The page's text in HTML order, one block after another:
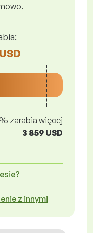
zarabia więcej
3 859 USD
z innymi